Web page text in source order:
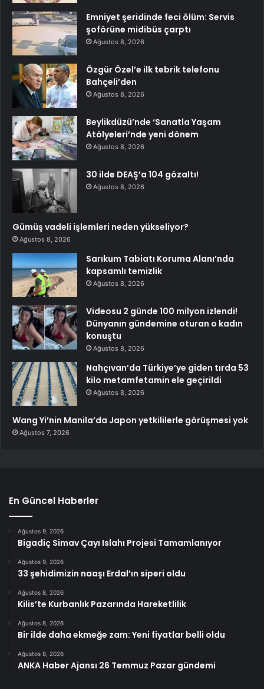
Emniyet şeridinde feci ölüm: Servis
şoförüne midibüs çarptı
Ağustos 8, 2026
Özgür Özel’e ilk tebrik telefonu
Bahçeli’den
Ağustos 8, 2026
Beylikdüzü’nde ‘Sanatla Yaşam
Atölyeleri’nde yeni dönem
Ağustos 8, 2026
30 ilde DEAŞ’a 104 gözaltı!
Ağustos 8, 2026
Gümüş vadeli işlemleri neden yükseliyor?
Ağustos 8, 2026
Sarıkum Tabiatı Koruma Alanı’nda
kapsamlı temizlik
Ağustos 8, 2026
Videosu 2 günde 100 milyon izlendi!
Dünyanın gündemine oturan o kadın
konuştu
Ağustos 8, 2026
Nahçıvan’da Türkiye’ye giden tırda 53
kilo metamfetamin ele geçirildi
Ağustos 8, 2026
Wang Yi’nin Manila’da Japon yetkililerle görüşmesi yok
Ağustos 7, 2026
En Güncel Haberler
Ağustos 9, 2026
Bigadiç Simav Çayı Islahı Projesi Tamamlanıyor
Ağustos 9, 2026
33 şehidimizin naaşı Erdal’ın siperi oldu
Ağustos 8, 2026
Kilis’te Kurbanlık Pazarında Hareketlilik
Ağustos 8, 2026
Bir ilde daha ekmeğe zam: Yeni fiyatlar belli oldu
Ağustos 8, 2026
ANKA Haber Ajansı 26 Temmuz Pazar gündemi